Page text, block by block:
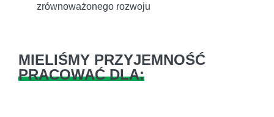
zrównoważonego rozwoju
MIELIŚMY PRZYJEMNOŚĆ
PRACOWAĆ DLA: